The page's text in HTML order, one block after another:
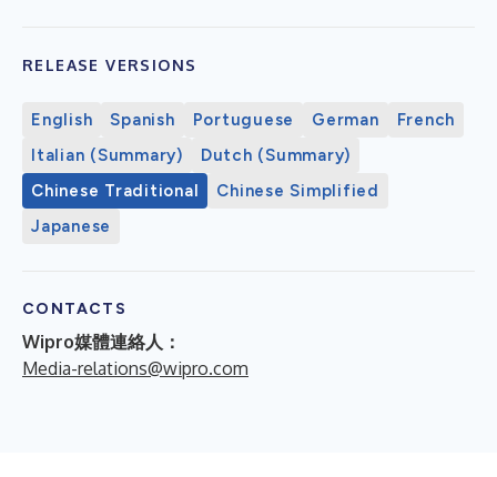
RELEASE VERSIONS
English Spanish Portuguese German
French
Italian (Summary)
Dutch (Summary)
Chinese Traditional
Chinese Simplified
Japanese
CONTACTS
Wipro媒體連絡人：
Media-relations@wipro.com